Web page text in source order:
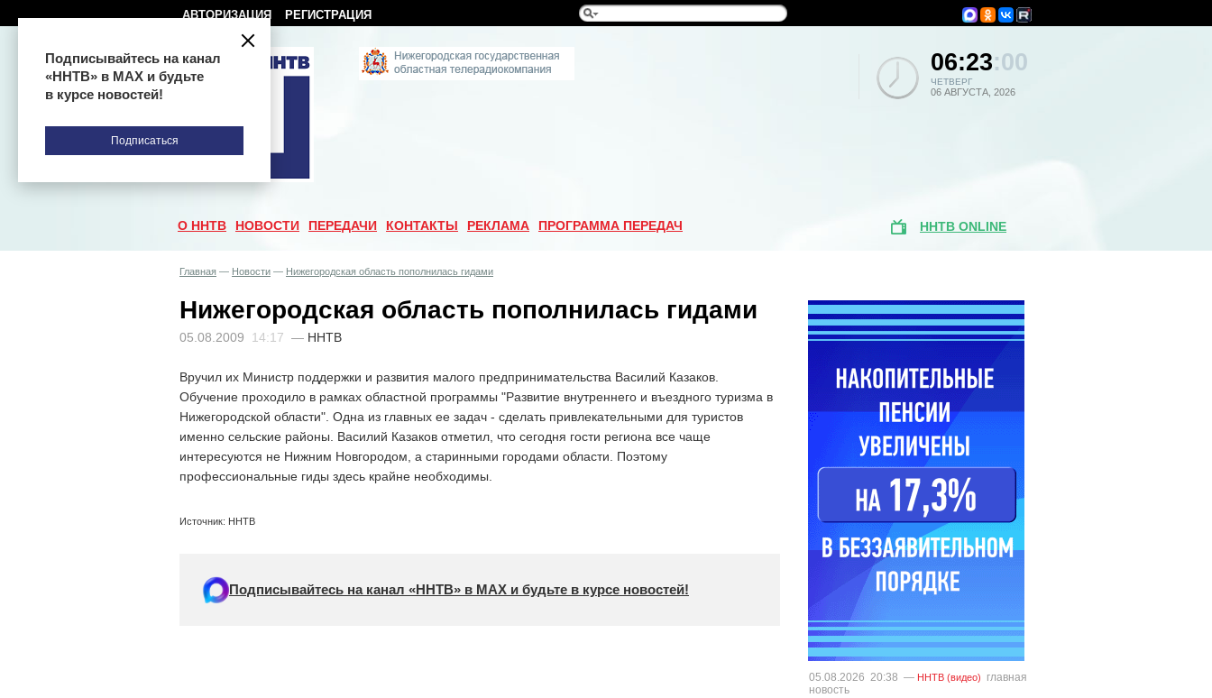
АВТОРИЗАЦИЯ РЕГИСТРАЦИЯ
06:23:00
ЧЕТВЕРГ
06 АВГУСТА, 2026
О ННТВ НОВОСТИ ПЕРЕДАЧИ КОНТАКТЫ РЕКЛАМА ПРОГРАММА ПЕРЕДАЧ ННТВ ONLINE
Главная — Новости — Нижегородская область пополнилась гидами
Нижегородская область пополнилась гидами
05.08.2009 14:17 — ННТВ
Вручил их Министр поддержки и развития малого предпринимательства Василий Казаков.
Обучение проходило в рамках областной программы "Развитие внутреннего и въездного туризма в
Нижегородской области". Одна из главных ее задач - сделать привлекательными для туристов
именно сельские районы. Василий Казаков отметил, что сегодня гости региона все чаще
интересуются не Нижним Новгородом, а старинными городами области. Поэтому
профессиональные гиды здесь крайне необходимы.
Источник: ННТВ
Подписывайтесь на канал «ННТВ» в МАХ и будьте в курсе новостей!
05.08.2026 20:38 — ННТВ (видео)
главная
новость
Подписывайтесь на канал
«ННТВ» в МАХ и будьте
в курсе новостей!
Подписаться